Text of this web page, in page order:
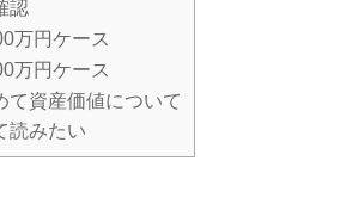
認
万円ケース
万円ケース
て資産価値について
読みたい